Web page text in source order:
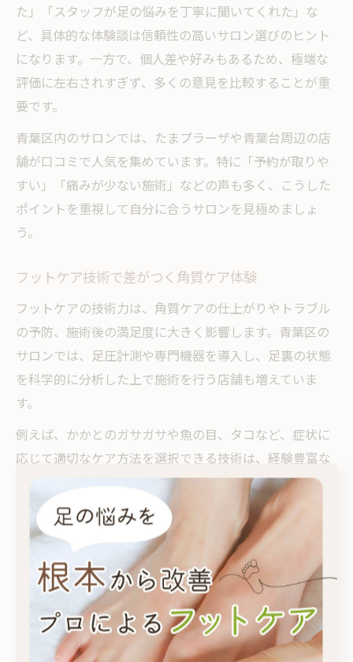
た」「スタッフが足の悩みを丁寧に聞いてくれた」な
ど、具体的な体験談は信頼性の高いサロン選びのヒント
になります。一方で、個人差や好みもあるため、極端な
評価に左右されすぎず、多くの意見を比較することが重
要です。
青葉区内のサロンでは、たまプラーザや青葉台周辺の店
舗が口コミで人気を集めています。特に「予約が取りや
すい」「痛みが少ない施術」などの声も多く、こうした
ポイントを重視して自分に合うサロンを見極めましょ
う。
フットケア技術で差がつく角質ケア体験
フットケアの技術力は、角質ケアの仕上がりやトラブル
の予防、施術後の満足度に大きく影響します。青葉区の
サロンでは、足圧計測や専門機器を導入し、足裏の状態
を科学的に分析した上で施術を行う店舗も増えていま
す。
例えば、かかとのガサガサや魚の目、タコなど、症状に
応じて適切なケア方法を選択できる技術は、経験豊富な
スタッフならではです。施術後には歩きやすさの変化や
足の軽さを実感できるケースが多く、リピーターも多い
傾向にあります。
また、施術時の痛みや肌へのダメージを最小限に抑える
工夫や、アフターケアの指導も高評価のポイントです。
こうした技術の高さや丁寧な対応が、サロン選びの決め
手となるでしょう。